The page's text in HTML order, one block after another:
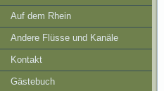
Auf dem Rhein
Andere Flüsse und Kanäle
Kontakt
Gästebuch